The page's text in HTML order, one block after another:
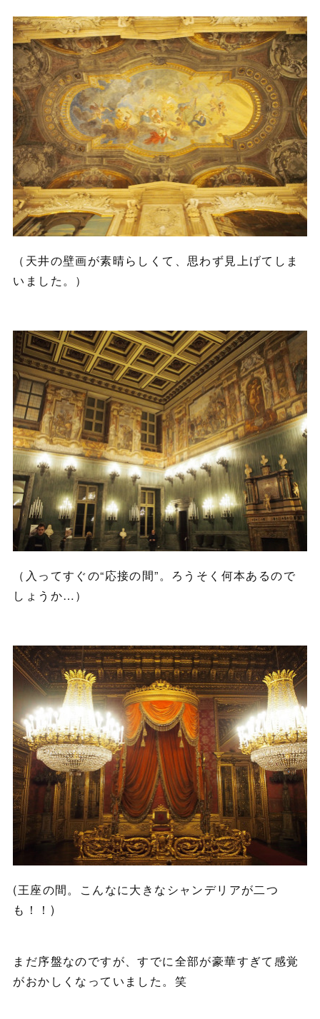
（天井の壁画が素晴らしくて、思わず見上げてしま
いました。）
（入ってすぐの“応接の間”。ろうそく何本あるので
しょうか…）
(王座の間。こんなに大きなシャンデリアが二つ
も！！)
まだ序盤なのですが、すでに全部が豪華すぎて感覚
がおかしくなっていました。笑